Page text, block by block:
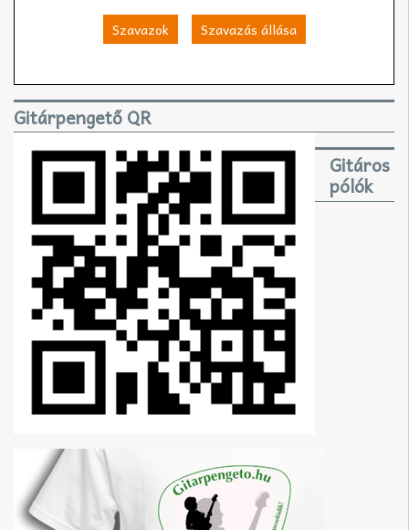
Szavazok Szavazás állása
Gitárpengető QR
Gitáros
pólók